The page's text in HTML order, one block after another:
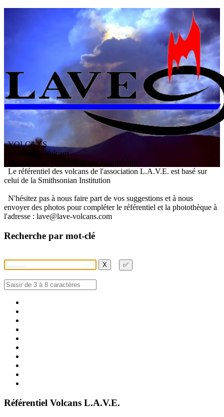
VOLCANS
/ Référentiel Volcans
ssociation V olcanologiqueEuropéenne
Le référentiel des volcans de l'association L.A.V.E. est basé sur
celui de la Smithsonian Institution
N'hésitez pas à nous faire part de vos suggestions et à nous
envoyer des photos pour compléter le référentiel et la photothèque à
l'adresse : lave@lave-volcans.com
Recherche par mot-clé
X ✅
Référentiel Volcans L.A.V.E.